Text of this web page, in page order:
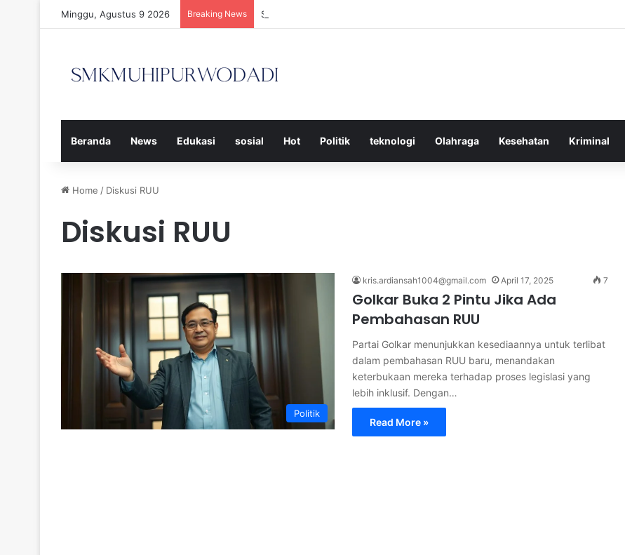
Minggu, Agustus 9 2026 Breaking News Strategi Efektif Menggunakan Media Sosial untuk Menghemat Waktu Berharga Anda
Beranda News Edukasi sosial Hot Politik teknologi Olahraga Kesehatan Kriminal
Home / Diskusi RUU
Diskusi RUU
Politik
kris.ardiansah1004@gmail.com April 17, 2025 7
Golkar Buka 2 Pintu Jika Ada
Pembahasan RUU
Partai Golkar menunjukkan kesediaannya untuk terlibat
dalam pembahasan RUU baru, menandakan
keterbukaan mereka terhadap proses legislasi yang
lebih inklusif. Dengan…
Read More »